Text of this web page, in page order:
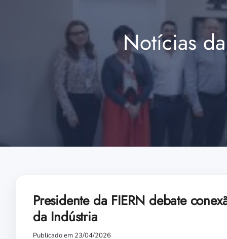
Notícias
Presidente da FIERN debate
da Indústria
Publicado em 23/04/2026